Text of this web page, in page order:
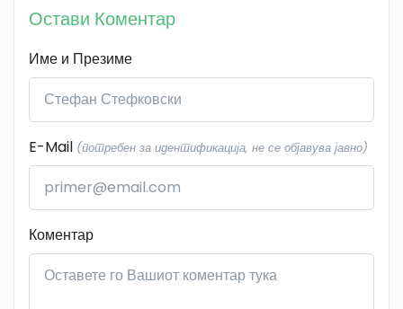
Остави Коментар
Име и Презиме
E-Mail (потребен за идентификација, не се објавува јавно)
Коментар